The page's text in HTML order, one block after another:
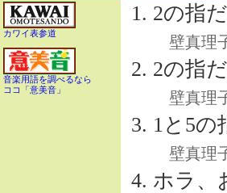
カワイ表参道
音楽用語を調べるなら
ココ「意美音」
2の指
壁真理
2の指
壁真理
1と5の
壁真理
ホラ、